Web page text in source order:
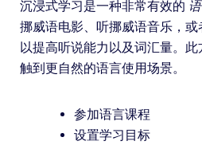
沉浸式学习是一种非常有效的
挪威语电影、听挪威语音乐，
以提高听说能力以及词汇量。
触到更自然的语言使用场景。
参加语言课程
设置学习目标